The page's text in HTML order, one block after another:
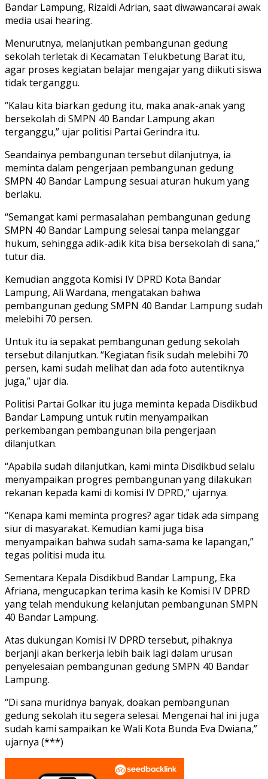
Bandar Lampung, Rizaldi Adrian, saat diwawancarai awak
media usai hearing.
Menurutnya, melanjutkan pembangunan gedung
sekolah terletak di Kecamatan Telukbetung Barat itu,
agar proses kegiatan belajar mengajar yang diikuti siswa
tidak terganggu.
“Kalau kita biarkan gedung itu, maka anak-anak yang
bersekolah di SMPN 40 Bandar Lampung akan
terganggu,” ujar politisi Partai Gerindra itu.
Seandainya pembangunan tersebut dilanjutnya, ia
meminta dalam pengerjaan pembangunan gedung
SMPN 40 Bandar Lampung sesuai aturan hukum yang
berlaku.
“Semangat kami permasalahan pembangunan gedung
SMPN 40 Bandar Lampung selesai tanpa melanggar
hukum, sehingga adik-adik kita bisa bersekolah di sana,”
tutur dia.
Kemudian anggota Komisi IV DPRD Kota Bandar
Lampung, Ali Wardana, mengatakan bahwa
pembangunan gedung SMPN 40 Bandar Lampung sudah
melebihi 70 persen.
Untuk itu ia sepakat pembangunan gedung sekolah
tersebut dilanjutkan. “Kegiatan fisik sudah melebihi 70
persen, kami sudah melihat dan ada foto autentiknya
juga,” ujar dia.
Politisi Partai Golkar itu juga meminta kepada Disdikbud
Bandar Lampung untuk rutin menyampaikan
perkembangan pembangunan bila pengerjaan
dilanjutkan.
“Apabila sudah dilanjutkan, kami minta Disdikbud selalu
menyampaikan progres pembangunan yang dilakukan
rekanan kepada kami di komisi IV DPRD,” ujarnya.
“Kenapa kami meminta progres? agar tidak ada simpang
siur di masyarakat. Kemudian kami juga bisa
menyampaikan bahwa sudah sama-sama ke lapangan,”
tegas politisi muda itu.
Sementara Kepala Disdikbud Bandar Lampung, Eka
Afriana, mengucapkan terima kasih ke Komisi IV DPRD
yang telah mendukung kelanjutan pembangunan SMPN
40 Bandar Lampung.
Atas dukungan Komisi IV DPRD tersebut, pihaknya
berjanji akan berkerja lebih baik lagi dalam urusan
penyelesaian pembangunan gedung SMPN 40 Bandar
Lampung.
“Di sana muridnya banyak, doakan pembangunan
gedung sekolah itu segera selesai. Mengenai hal ini juga
sudah kami sampaikan ke Wali Kota Bunda Eva Dwiana,”
ujarnya (***)